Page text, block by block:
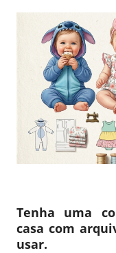
Tenha uma
casa com
usar.